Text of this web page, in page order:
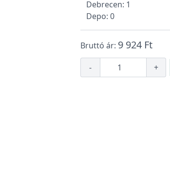
Debrecen: 1
Depo: 0
Bruttó ár: 9 924 Ft
- +